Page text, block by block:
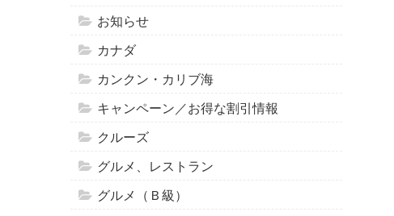
お知らせ
カナダ
カンクン・カリブ海
キャンペーン／お得な割引情報
クルーズ
グルメ、レストラン
グルメ（Ｂ級）